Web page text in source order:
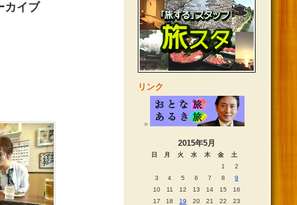
カイブ
リンク
2015年5月
日 月 火 水 木 金
土
1
2
3
4 5 6 7 8
9
10
11 12 13 14 15
16
17
18 19 20 21 22
23